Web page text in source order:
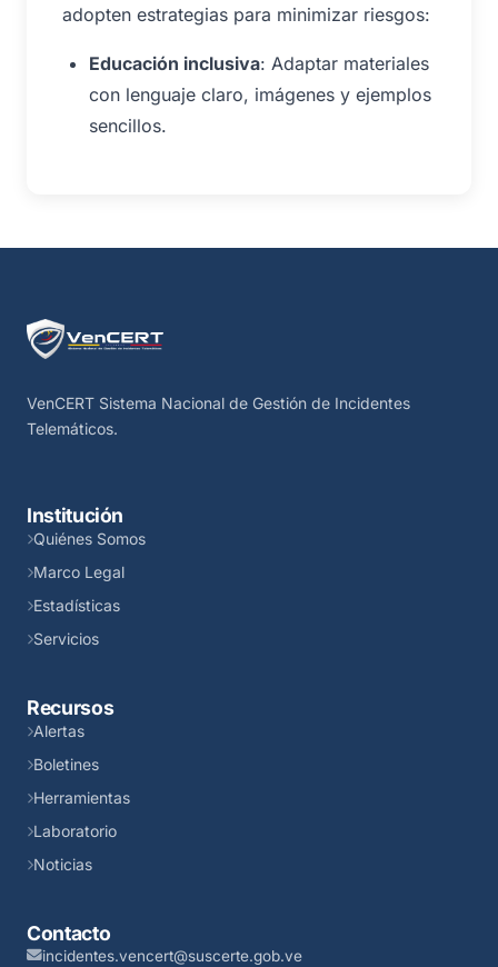
adopten estrategias para minimizar riesgos:
Educación inclusiva: Adaptar materiales
con lenguaje claro, imágenes y ejemplos
sencillos.
VenCERT Sistema Nacional de Gestión de Incidentes
Telemáticos.
Institución
Quiénes Somos
Marco Legal
Estadísticas
Servicios
Recursos
Alertas
Boletines
Herramientas
Laboratorio
Noticias
Contacto
incidentes.vencert@suscerte.gob.ve